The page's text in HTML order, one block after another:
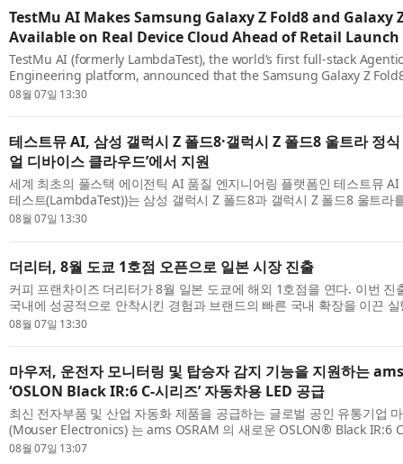
TestMu AI Makes Samsung Galaxy Z Fold8 and Galaxy
Available on Real Device Cloud Ahead of Retail Launch
TestMu AI (formerly LambdaTest), the world’s first full-stack
Engineering platform, announced that the Samsung Galaxy Z
Fold8 Ultra are now available for testing on its Real Device Cloud .
08월 07일 13:30
테스트뮤 AI, 삼성 갤럭시 Z 폴드8·갤럭시 Z 폴드8 울트라 정식
얼 디바이스 클라우드’에서 지원
세계 최초의 풀스택 에이전틱 AI 품질 엔지니어링 플랫폼인 테스트뮤
테스트(LambdaTest))는 삼성 갤럭시 Z 폴드8과 갤럭시 Z 폴드8 울트라
이스 클라우드(Real Device Cloud) 에서 테스트할 수 있게 됐다고 발표
08월 07일 13:30
더리터, 8월 도쿄 1호점 오픈으로 일본 시장 진출
커피 프랜차이즈 더리터가 8월 일본 도쿄에 해외 1호점을 연다. 이번 진
국내에 성공적으로 안착시킨 경험과 브랜드의 빠른 국내 확장을 이끈
이 직접 주도한다는 점에서 주목된다. ◇ ‘일본 브랜드를 한국에, 이번엔
08월 07일 13:30
마우저, 운전자 모니터링 및 탑승자 감지 기능을 지원하는
‘OSLON Black IR:6 C-시리즈’ 자동차용 LED 공급
최신 전자부품 및 산업 자동화 제품을 공급하는 글로벌 공인 유통기업
(Mouser Electronics) 는 ams OSRAM 의 새로운 OSLON® Black IR:6
한다고 밝혔다. OSLON Black IR:6 LED 는 운전자 및 탑승자 모니터링
08월 07일 13:07